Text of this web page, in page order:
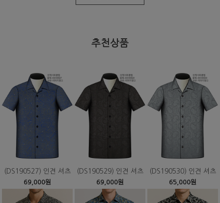
추천상품
(DS190527) 인견 셔츠
69,000원
(DS190529) 인견 셔츠
69,000원
(DS190530) 인견 셔츠
65,000원